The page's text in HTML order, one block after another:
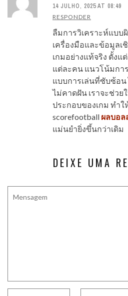
14 JULHO, 2025 AT 08:49
RESPONDER
ลืมการวิเคราะห์แบบ
เครื่องมือและข้อมูลเ
เกมอย่างแท้จริง ตั้งแ
แต่ละคน แนวโน้มกา
แบบการเล่นที่ซับซ้อ
ไม่คาดฝัน เราจะช่ว
ประกอบของเกม ทำ
scorefootball ผลบอ
แม่นยำยิ่งขึ้นกว่าเดิม
DEIXE UMA